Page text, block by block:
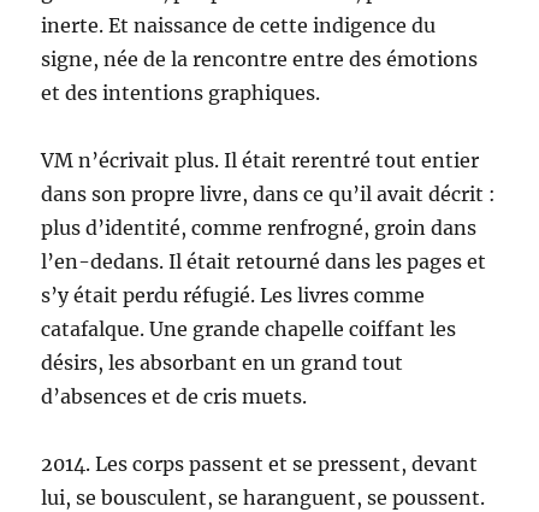
inerte. Et naissance de cette indigence du
signe, née de la rencontre entre des émotions
et des intentions graphiques.
VM n’écrivait plus. Il était rerentré tout entier
dans son propre livre, dans ce qu’il avait décrit :
plus d’identité, comme renfrogné, groin dans
l’en-dedans. Il était retourné dans les pages et
s’y était perdu réfugié. Les livres comme
catafalque. Une grande chapelle coiffant les
désirs, les absorbant en un grand tout
d’absences et de cris muets.
2014. Les corps passent et se pressent, devant
lui, se bousculent, se haranguent, se poussent.